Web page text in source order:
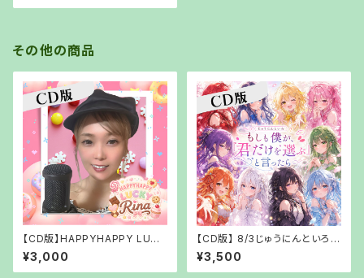
その他の商品
【CD版】HAPPYHAPPY LUCK
Y Rina【郵送でお渡し】
¥3,000
【CD版】 8/3じゅうにんといろも
しも僕が、「君だけを選ぶ」と言
ったら【郵送でお渡し】
¥3,500